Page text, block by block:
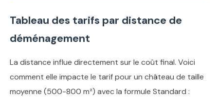
Tableau des tarifs par distance de
déménagement
La distance influe directement sur le coût final. Voici
comment elle impacte le tarif pour un château de taille
moyenne (500-800 m²) avec la formule Standard :